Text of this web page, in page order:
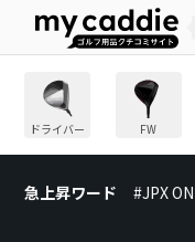
ドライバー FW
急上昇ワード #JPX